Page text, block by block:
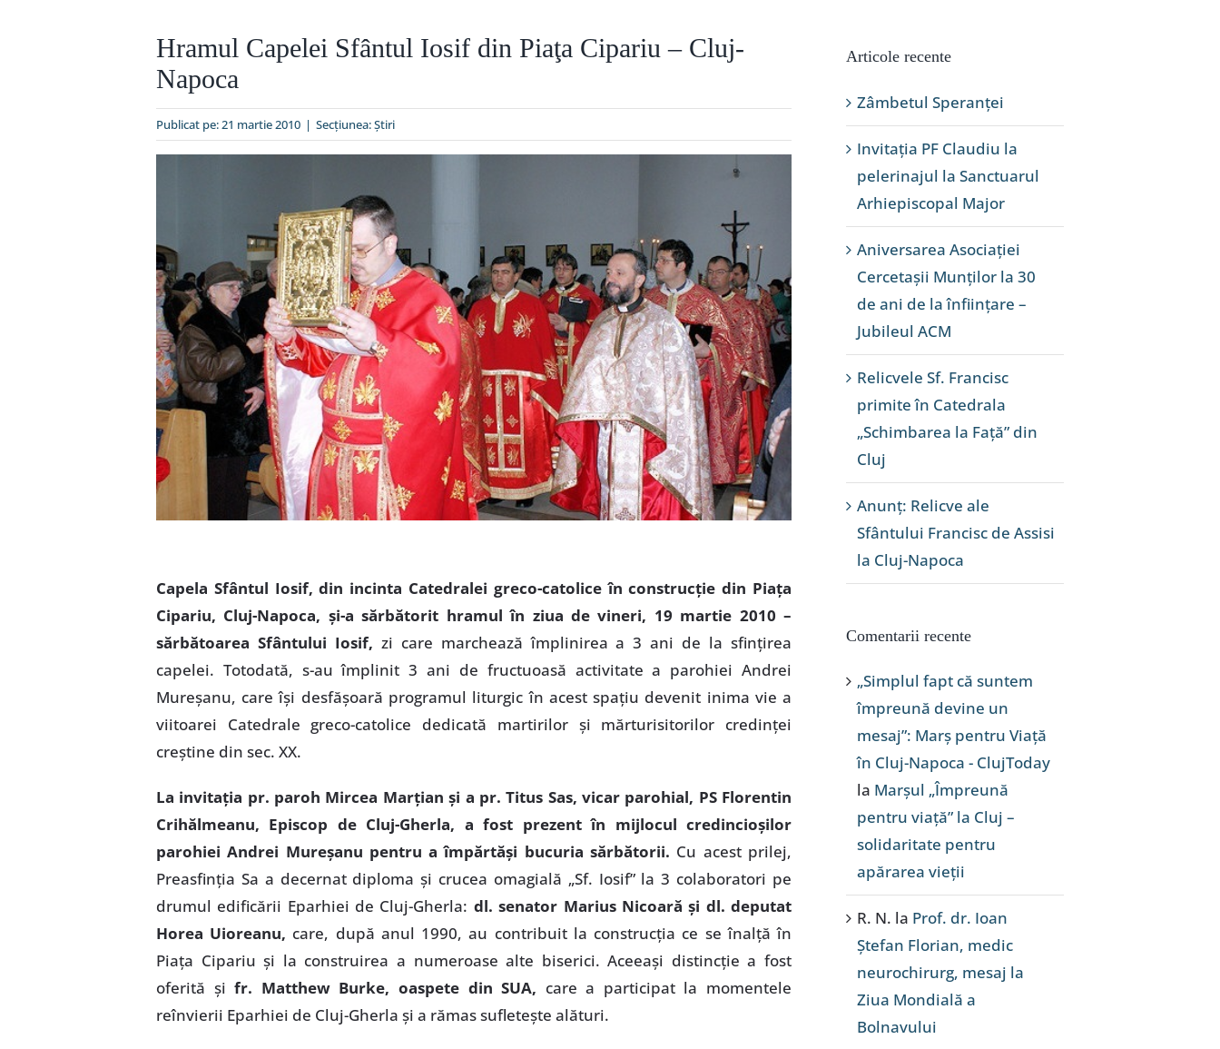
Hramul Capelei Sfântul Iosif din Piaţa Cipariu – Cluj-
Napoca
Publicat pe: 21 martie 2010 | Secțiunea:Ştiri
Capela Sfântul Iosif, din incinta Catedralei greco-catolice în construcţie din Piaţa
Cipariu, Cluj-Napoca, şi-a sărbătorit hramul în ziua de vineri, 19 martie 2010 –
sărbătoarea Sfântului Iosif, zi care marchează împlinirea a 3 ani de la sfinţirea
capelei. Totodată, s-au împlinit 3 ani de fructuoasă activitate a parohiei Andrei
Mureşanu, care îşi desfăşoară programul liturgic în acest spaţiu devenit inima vie a
viitoarei Catedrale greco-catolice dedicată martirilor şi mărturisitorilor credinţei
creştine din sec. XX.
La invitaţia pr. paroh Mircea Marţian şi a pr. Titus Sas, vicar parohial, PS Florentin
Crihălmeanu, Episcop de Cluj-Gherla, a fost prezent în mijlocul credincioşilor
parohiei Andrei Mureşanu pentru a împărtăşi bucuria sărbătorii. Cu acest prilej,
Preasfinţia Sa a decernat diploma şi crucea omagială „Sf. Iosif” la 3 colaboratori pe
drumul edificării Eparhiei de Cluj-Gherla: dl. senator Marius Nicoară şi dl. deputat
Horea Uioreanu, care, după anul 1990, au contribuit la construcţia ce se înalţă în
Piaţa Cipariu şi la construirea a numeroase alte biserici. Aceeaşi distincţie a fost
oferită şi fr. Matthew Burke, oaspete din SUA, care a participat la momentele
reînvierii Eparhiei de Cluj-Gherla şi a rămas sufleteşte alături.
Articole recente
Zâmbetul Speranței
Invitația PF Claudiu la
pelerinajul la Sanctuarul
Arhiepiscopal Major
Aniversarea Asociației
Cercetașii Munților la 30
de ani de la înființare –
Jubileul ACM
Relicvele Sf. Francisc
primite în Catedrala
„Schimbarea la Față” din
Cluj
Anunț: Relicve ale
Sfântului Francisc de Assisi
la Cluj-Napoca
Comentarii recente
„Simplul fapt că suntem
împreună devine un
mesaj”: Marș pentru Viață
în Cluj-Napoca - ClujToday
la Marșul „Împreună
pentru viață” la Cluj –
solidaritate pentru
apărarea vieții
R. N. la Prof. dr. Ioan
Ștefan Florian, medic
neurochirurg, mesaj la
Ziua Mondială a
Bolnavului